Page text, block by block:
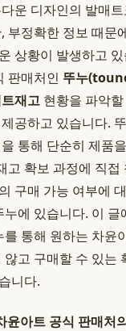
운 디자인의 발매
부정확한 정보 때문
상황이 발생하고
판매처인 뚜누
재고 현황을 파악
공하고 있습니다.
통해 단순히 제품
고 확보 과정에 직접
구매 가능 여부에
누에 있습니다. 이 글
통해 원하는 차윤
고 구매할 수 있는
니다.
아트 공식 판매처